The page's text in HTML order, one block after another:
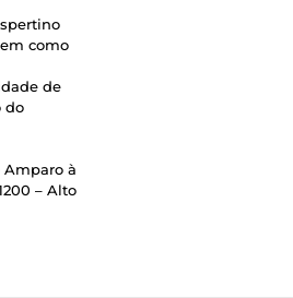
como
de
do
Amparo à
– Alto